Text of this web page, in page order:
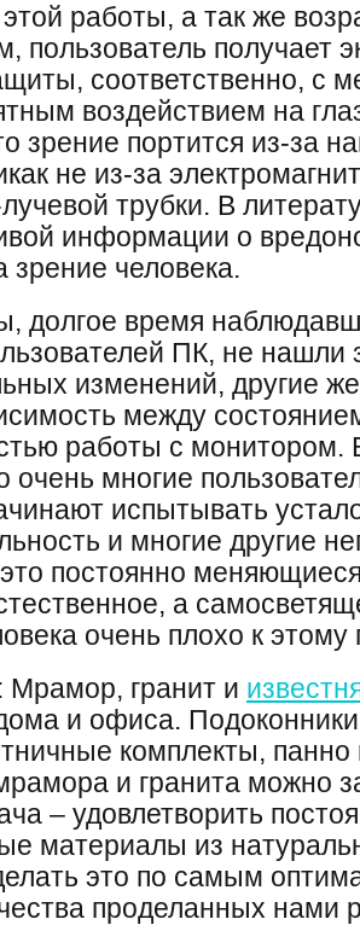
работы, а так же
пользователь получает
соответственно, с
воздействием на
зрение портится из-за
не из-за
трубки. В
информации о
зрение человека.
долгое время
ПК, не нашли
изменений, другие
между
работы с монитором.
очень многие
испытывать
и многие другие
постоянно
а
очень плохо к этому
Мрамор, гранит и
и офиса.
комплекты, панно
и гранита можно
– удовлетворить
материалы из
это по самым
проделанных нами